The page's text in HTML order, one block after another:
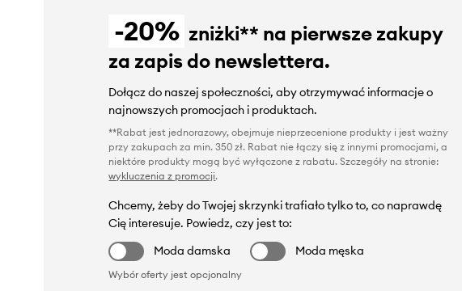
-20% zniżki** na pierwsze zakupy
za zapis do newslettera.
Dołącz do naszej społeczności, aby otrzymywać informacje o
najnowszych promocjach i produktach.
**Rabat jest jednorazowy, obejmuje nieprzecenione produkty i jest ważny
przy zakupach za min. 350 zł. Rabat nie łączy się z innymi promocjami, a
niektóre produkty mogą być wyłączone z rabatu. Szczegóły na stronie:
wykluczenia z promocji.
Chcemy, żeby do Twojej skrzynki trafiało tylko to, co naprawdę
Cię interesuje. Powiedz, czy jest to:
Moda damska
Moda męska
Wybór oferty jest opcjonalny